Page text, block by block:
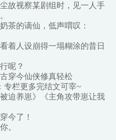
故视察某剧组时，见一人手
茶的谪仙，低声喟叹：
着人设崩得一塌糊涂的昔日
呢？
穿今仙侠修真轻松
栏更多完结文可宰~
迫养崽》《主角攻带崽让我
今了！
。